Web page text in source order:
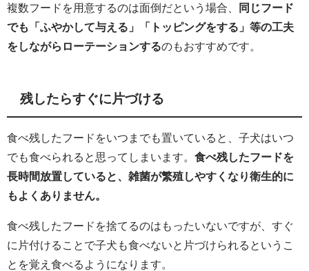
複数フードを用意するのは面倒だという場合、
同じフード
でも「ふやかして与える」「トッピングをする」等の工夫
をしながらローテーションするのもおすすめです。
残したらすぐに片づける
食べ残したフードをいつまでも置いていると、子犬はいつ
でも食べられると思ってしまいます。 食べ残したフードを
長時間放置していると、雑菌が繁殖しやすくなり衛生的に
もよくありません。
食べ残したフードを捨てるのはもったいないですが、すぐ
に片付けることで子犬も食べないと片づけられるというこ
とを覚え食べるようになります。